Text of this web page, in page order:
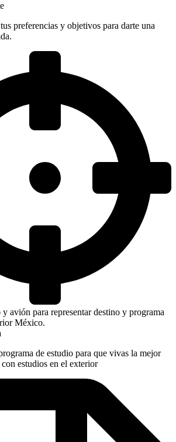
preferencias y objetivos para darte una
de estudio para que vivas la mejor
estudios en el exterior